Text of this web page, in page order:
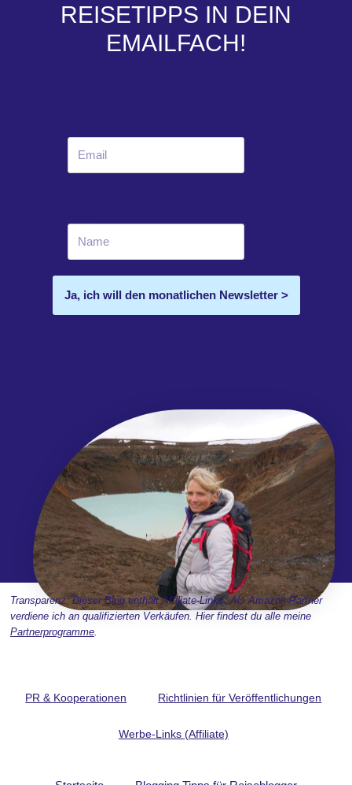
REISETIPPS IN DEIN
EMAILFACH!
Ja, ich will den monatlichen Newsletter >
Transparenz: Dieser Blog enthält Affiliate-Links. Als Amazon-Partner
verdiene ich an qualifizierten Verkäufen. Hier findest du alle meine
Partnerprogramme.
PR & Kooperationen Richtlinien für Veröffentlichungen
Werbe-Links (Affiliate)